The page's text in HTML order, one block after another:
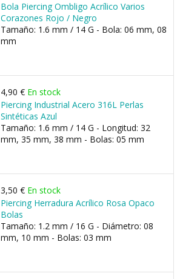
Bola Piercing Ombligo Acrílico Varios
Corazones Rojo / Negro
Tamaño: 1.6 mm / 14 G - Bola: 06 mm, 08
mm
4,90 € En stock
Piercing Industrial Acero 316L Perlas
Sintéticas Azul
Tamaño: 1.6 mm / 14 G - Longitud: 32
mm, 35 mm, 38 mm - Bolas: 05 mm
3,50 € En stock
Piercing Herradura Acrílico Rosa Opaco
Bolas
Tamaño: 1.2 mm / 16 G - Diámetro: 08
mm, 10 mm - Bolas: 03 mm